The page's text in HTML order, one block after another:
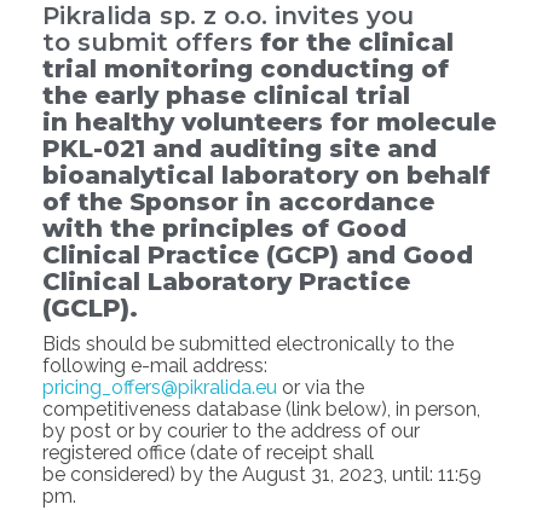
Pikralida sp. z o.o. invites you
to submit offers for the clinical
trial monitoring conducting of
the early phase clinical trial
in healthy volunteers for molecule
PKL-021 and auditing site and
bioanalytical laboratory on behalf
of the Sponsor in accordance
with the principles of Good
Clinical Practice (GCP) and Good
Clinical Laboratory Practice
(GCLP).
Bids should be submitted electronically to the
following e-mail address:
pricing_offers@pikralida.eu or via the
competitiveness database (link below), in person,
by post or by courier to the address of our
registered office (date of receipt shall
be considered) by the August 31, 2023, until: 11:59
pm.